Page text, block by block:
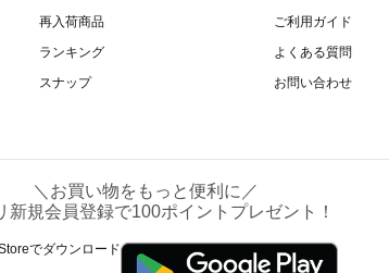
再入荷商品
ランキング
スナップ
ご利用ガイド
よくある質問
お問い合わせ
＼お買い物をもっと便利に／
新規会員登録で100ポイントプレゼント！